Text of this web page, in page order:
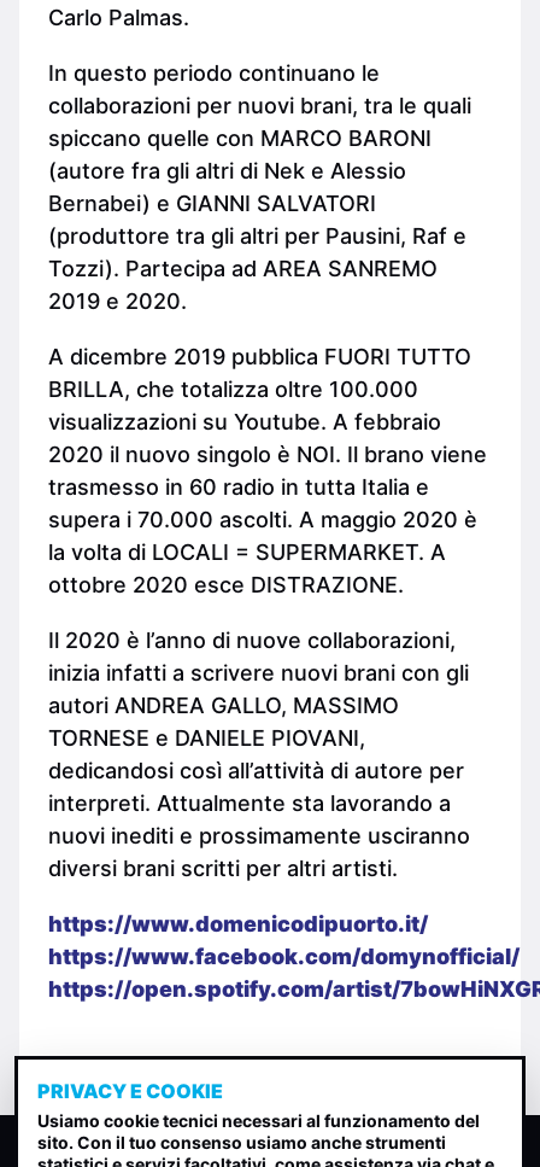
Carlo Palmas.
In questo periodo continuano le
collaborazioni per nuovi brani, tra le quali
spiccano quelle con MARCO BARONI
(autore fra gli altri di Nek e Alessio
Bernabei) e GIANNI SALVATORI
(produttore tra gli altri per Pausini, Raf e
Tozzi). Partecipa ad AREA SANREMO
2019 e 2020.
A dicembre 2019 pubblica FUORI TUTTO
BRILLA, che totalizza oltre 100.000
visualizzazioni su Youtube. A febbraio
2020 il nuovo singolo è NOI. Il brano viene
trasmesso in 60 radio in tutta Italia e
supera i 70.000 ascolti. A maggio 2020 è
la volta di LOCALI = SUPERMARKET. A
ottobre 2020 esce DISTRAZIONE.
Il 2020 è l’anno di nuove collaborazioni,
inizia infatti a scrivere nuovi brani con gli
autori ANDREA GALLO, MASSIMO
TORNESE e DANIELE PIOVANI,
dedicandosi così all’attività di autore per
interpreti. Attualmente sta lavorando a
nuovi inediti e prossimamente usciranno
diversi brani scritti per altri artisti.
https://www.domenicodipuorto.it/
https://www.facebook.com/domynofficial/
https://open.spotify.com/artist/
CLASSIFICA INDIE
PRIVACY E COOKIE
Usiamo cookie tecnici necessari al funzionamento del
sito. Con il tuo consenso usiamo anche strumenti